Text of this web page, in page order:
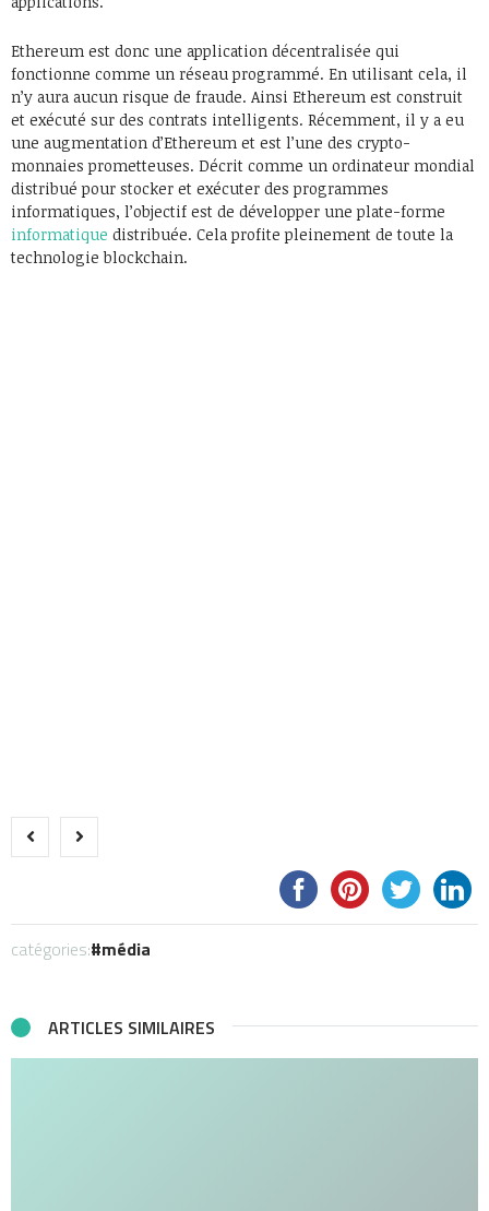
Ethereum est donc une application décentralisée qui
fonctionne comme un réseau programmé. En utilisant cela, il
n’y aura aucun risque de fraude. Ainsi Ethereum est construit
et exécuté sur des contrats intelligents. Récemment, il y a eu
une augmentation d’Ethereum et est l’une des crypto-
monnaies prometteuses. Décrit comme un ordinateur mondial
distribué pour stocker et exécuter des programmes
informatiques, l’objectif est de développer une plate-forme
informatique distribuée. Cela profite pleinement de toute la
technologie blockchain.
catégories: média
ARTICLES SIMILAIRES